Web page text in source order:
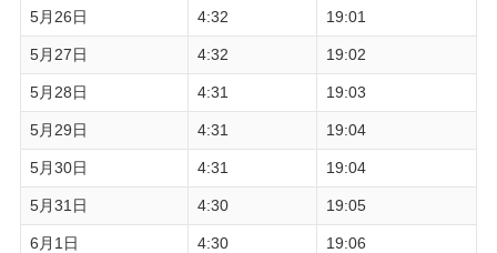
5月26日 4:32 19:01
5月27日 4:32 19:02
5月28日 4:31 19:03
5月29日 4:31 19:04
5月30日 4:31 19:04
5月31日 4:30 19:05
6月1日 4:30 19:06